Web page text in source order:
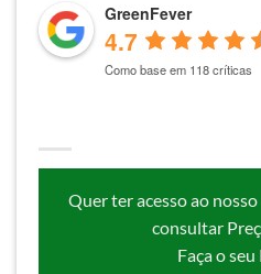
GreenFever
4.7
Como base em 118 críticas
Quer ter acesso ao
consultar
Faça o